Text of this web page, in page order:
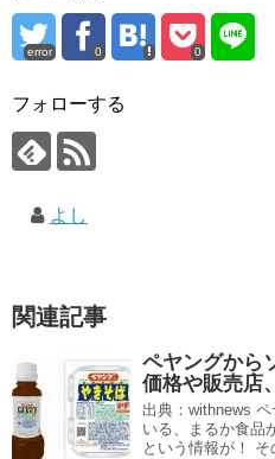
error 0 0
フォローする
よし
関連記事
ペヤングから
価格や販売店
出典：withnews
いる、まるか食品
という情報が！